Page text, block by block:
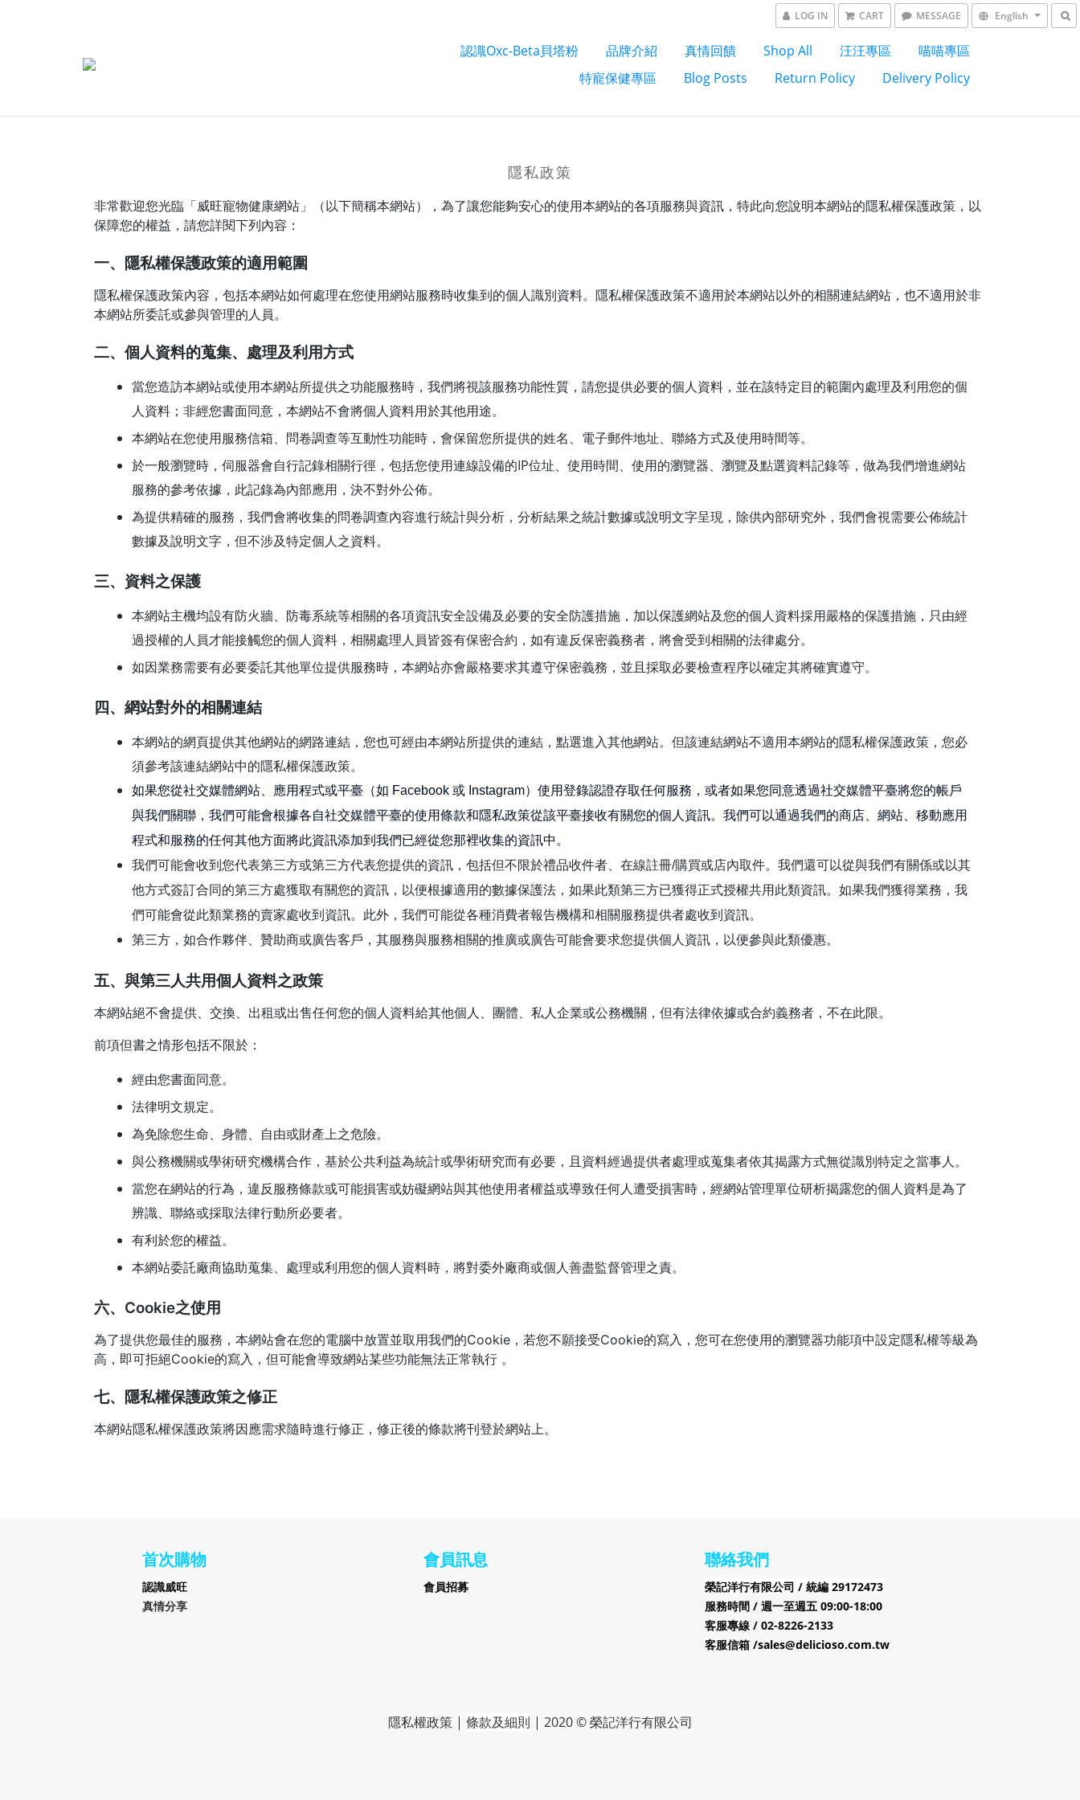
LOG IN CART MESSAGE English
認識Oxc-Beta貝塔粉 品牌介紹 真情回饋 Shop All 汪汪專區
喵喵專區
特寵保健專區
Blog Posts Return Policy Delivery Policy
隱私政策
非常歡迎您光臨「威旺寵物健康網站」（以下簡稱本網站），為了讓您能夠安心的使用本網站的各項服務與資訊，特此向您說明本網站的隱私權保護政策，以
保障您的權益，請您詳閱下列內容：
一、隱私權保護政策的適用範圍
隱私權保護政策內容，包括本網站如何處理在您使用網站服務時收集到的個人識別資料。隱私權保護政策不適用於本網站以外的相關連結網站，也不適用於非
本網站所委託或參與管理的人員。
二、個人資料的蒐集、處理及利用方式
當您造訪本網站或使用本網站所提供之功能服務時，我們將視該服務功能性質，請您提供必要的個人資料，並在該特定目的範圍內處理及利用您的個
人資料；非經您書面同意，本網站不會將個人資料用於其他用途。
本網站在您使用服務信箱、問卷調查等互動性功能時，會保留您所提供的姓名、電子郵件地址、聯絡方式及使用時間等。
於一般瀏覽時，伺服器會自行記錄相關行徑，包括您使用連線設備的IP位址、使用時間、使用的瀏覽器、瀏覽及點選資料記錄等，做為我們增進網站
服務的參考依據，此記錄為內部應用，決不對外公佈。
為提供精確的服務，我們會將收集的問卷調查內容進行統計與分析，分析結果之統計數據或說明文字呈現，除供內部研究外，我們會視需要公佈統計
數據及說明文字，但不涉及特定個人之資料。
三、資料之保護
本網站主機均設有防火牆、防毒系統等相關的各項資訊安全設備及必要的安全防護措施，加以保護網站及您的個人資料採用嚴格的保護措施，只由經
過授權的人員才能接觸您的個人資料，相關處理人員皆簽有保密合約，如有違反保密義務者，將會受到相關的法律處分。
如因業務需要有必要委託其他單位提供服務時，本網站亦會嚴格要求其遵守保密義務，並且採取必要檢查程序以確定其將確實遵守。
四、網站對外的相關連結
本網站的網頁提供其他網站的網路連結，您也可經由本網站所提供的連結，點選進入其他網站。但該連結網站不適用本網站的隱私權保護政策，您必
須參考該連結網站中的隱私權保護政策。
如果您從社交媒體網站、應用程式或平臺（如 Facebook 或 Instagram）使用登錄認證存取任何服務，或者如果您同意透過社交媒體平臺將您的帳戶
與我們關聯，我們可能會根據各自社交媒體平臺的使用條款和隱私政策從該平臺接收有關您的個人資訊。我們可以通過我們的商店、網站、移動應用
程式和服務的任何其他方面將此資訊添加到我們已經從您那裡收集的資訊中。
我們可能會收到您代表第三方或第三方代表您提供的資訊，包括但不限於禮品收件者、在線註冊/購買或店內取件。我們還可以從與我們有關係或以其
他方式簽訂合同的第三方處獲取有關您的資訊，以便根據適用的數據保護法，如果此類第三方已獲得正式授權共用此類資訊。如果我們獲得業務，我
們可能會從此類業務的賣家處收到資訊。此外，我們可能從各種消費者報告機構和相關服務提供者處收到資訊。
第三方，如合作夥伴、贊助商或廣告客戶，其服務與服務相關的推廣或廣告可能會要求您提供個人資訊，以便參與此類優惠。
五、與第三人共用個人資料之政策
本網站絕不會提供、交換、出租或出售任何您的個人資料給其他個人、團體、私人企業或公務機關，但有法律依據或合約義務者，不在此限。
前項但書之情形包括不限於：
經由您書面同意。
法律明文規定。
為免除您生命、身體、自由或財產上之危險。
與公務機關或學術研究機構合作，基於公共利益為統計或學術研究而有必要，且資料經過提供者處理或蒐集者依其揭露方式無從識別特定之當事人。
當您在網站的行為，違反服務條款或可能損害或妨礙網站與其他使用者權益或導致任何人遭受損害時，經網站管理單位研析揭露您的個人資料是為了
辨識、聯絡或採取法律行動所必要者。
有利於您的權益。
本網站委託廠商協助蒐集、處理或利用您的個人資料時，將對委外廠商或個人善盡監督管理之責。
六、Cookie之使用
為了提供您最佳的服務，本網站會在您的電腦中放置並取用我們的Cookie，若您不願接受Cookie的寫入，您可在您使用的瀏覽器功能項中設定隱私權等級為
高，即可拒絕Cookie的寫入，但可能會導致網站某些功能無法正常執行 。
七、隱私權保護政策之修正
本網站隱私權保護政策將因應需求隨時進行修正，修正後的條款將刊登於網站上。
首次購物
認識威旺
真情分享
會員訊息
會員招募
聯絡我們
榮記洋行有限公司 / 統編 29172473
服務時間 / 週一至週五 09:00-18:00
客服專線 / 02-8226-2133
客服信箱 /sales@delicioso.com.tw
隱私權政策| 條款及細則 | 2020 © 榮記洋行有限公司